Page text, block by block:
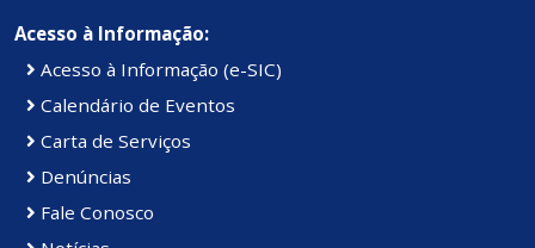
Acesso à Informação:
Acesso à Informação (e-SIC)
Calendário de Eventos
Carta de Serviços
Denúncias
Fale Conosco